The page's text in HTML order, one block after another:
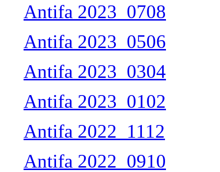
Antifa 2023_0708
Antifa 2023_0506
Antifa 2023_0304
Antifa 2023_0102
Antifa 2022_1112
Antifa 2022_0910